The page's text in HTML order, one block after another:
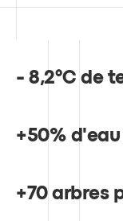
- 8,2°C de
+50%
+70 arbres